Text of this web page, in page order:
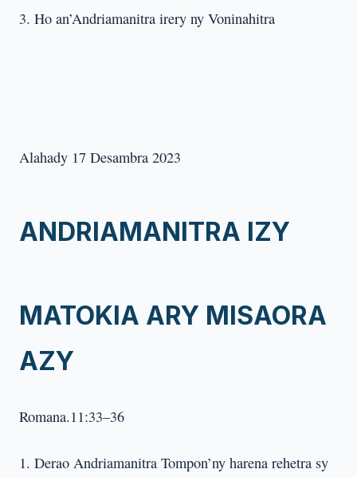
3. Ho an’Andriamanitra irery ny Voninahitra
Alahady 17 Desambra 2023
ANDRIAMANITRA IZY
MATOKIA ARY MISAORA
AZY
Romana.11:33–36
1. Derao Andriamanitra Tompon’ny harena rehetra sy